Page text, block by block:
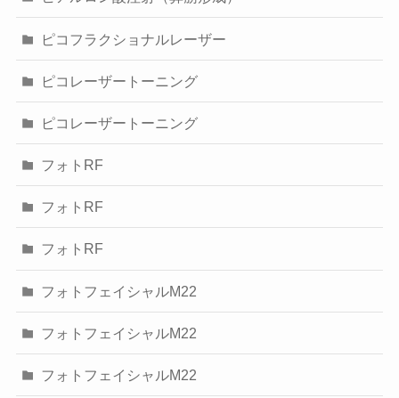
ピコフラクショナルレーザー
ピコレーザートーニング
ピコレーザートーニング
フォトRF
フォトRF
フォトRF
フォトフェイシャルM22
フォトフェイシャルM22
フォトフェイシャルM22